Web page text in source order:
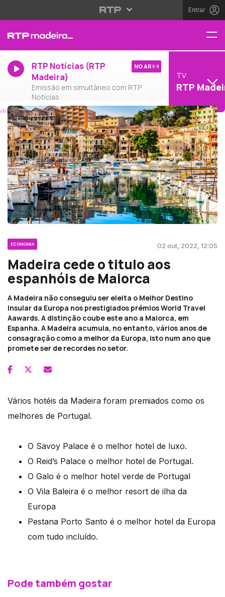
Entrar
RTP Notícias (RTP
Madeira)
Emissão em simultâneo com RTP
Notícias
NO AR
TV
RTP
ECONOMIA 02 out, 2022, 12:05
Madeira cede o titulo aos
espanhóis de Maiorca
A Madeira não conseguiu ser eleita o Melhor Destino
Insular da Europa nos prestigiados prémios World Travel
Aawards. A distinção coube este ano a Maiorca, em
Espanha. A Madeira acumula, no entanto, vários anos de
consagração como a melhor da Europa, isto num ano que
promete ser de recordes no setor.
Vários hotéis da Madeira foram premiados como os
melhores de Portugal.
O Savoy Palace é o melhor hotel de luxo.
O Reid’s Palace o melhor hotel de Portugal.
O Galo é o melhor hotel verde de Portugal
O Vila Baleira é o melhor resort de ilha da
Europa
Pestana Porto Santo é o melhor hotel da Europa
com tudo incluído.
Pode também gostar